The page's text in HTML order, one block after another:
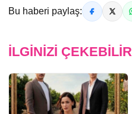
Bu haberi paylaş:
İLGINIZI ÇEKEBILIR